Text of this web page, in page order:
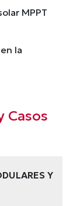
MPPT
la
Casos
Y